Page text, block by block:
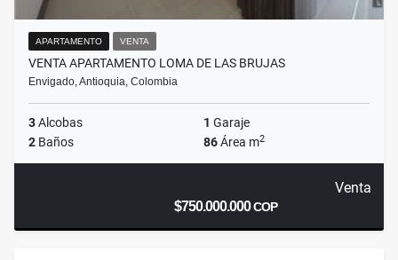
APARTAMENTO VENTA
VENTA APARTAMENTO LOMA DE LAS BRUJAS
Envigado, Antioquia, Colombia
3Alcobas 1 Garaje
2 Baños 86Área m2
Venta
$750.000.000COP